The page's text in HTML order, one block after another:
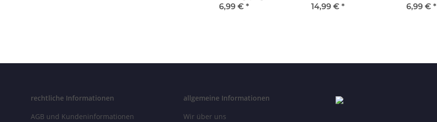
Silber E27 4,5W 470lm
6,99 € *
470lm Miracle Mix
14,99 € *
E27 4W
6,99 € *
rechtliche Informationen
AGB und Kundeninformationen
allgemeine Informationen
Wir über uns